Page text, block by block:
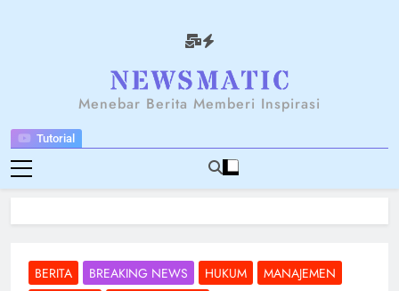
Tutorial
NEWSANTARA
Menebar Berita Memberi Inspirasi
BERITA BREAKING NEWS HUKUM
MANAJEMEN